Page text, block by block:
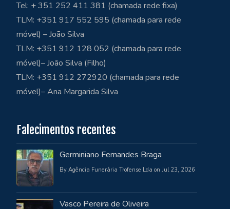
Tel: + 351 252 411 381 (chamada rede fixa)
TLM: +351 917 552 595 (chamada para rede
móvel) – João Silva
TLM: +351 912 128 052 (chamada para rede
móvel)– João Silva (Filho)
TLM: +351 912 272920 (chamada para rede
móvel)– Ana Margarida Silva
Falecimentos recentes
Germiniano Fernandes Braga
By Agência Funerária Trofense Lda on Jul 23, 2026
Vasco Pereira de Oliveira